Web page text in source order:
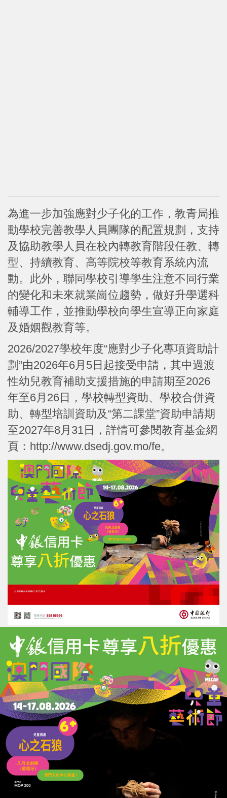
為進一步加強應對少子化的工作，教青局推
動學校完善教學人員團隊的配置規劃，支持
及協助教學人員在校內轉教育階段任教、轉
型、持續教育、高等院校等教育系統內流
動。此外，聯同學校引導學生注意不同行業
的變化和未來就業崗位趨勢，做好升學選科
輔導工作，並推動學校向學生宣導正向家庭
及婚姻觀教育等。
2026/2027學校年度“應對少子化專項資助計
劃”由2026年6月5日起接受申請，其中過渡
性幼兒教育補助支援措施的申請期至2026
年至6月26日，學校轉型資助、學校合併資
助、轉型培訓資助及“第二課堂”資助申請期
至2027年8月31日，詳情可參閱教育基金網
頁：http://www.dsedj.gov.mo/fe。
評論
力報會員可享用評論功能
/
收藏